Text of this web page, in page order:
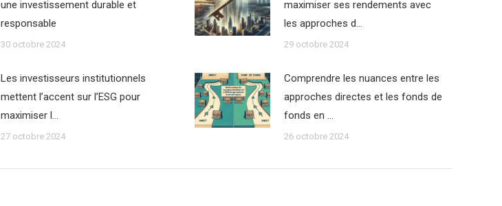
une investissement durable et
responsable
30 octobre 2024
maximiser ses rendements avec
les approches d…
29 octobre 2024
Les investisseurs institutionnels
mettent l’accent sur l’ESG pour
maximiser l…
27 octobre 2024
Comprendre les nuances entre les
approches directes et les fonds de
fonds en …
26 octobre 2024